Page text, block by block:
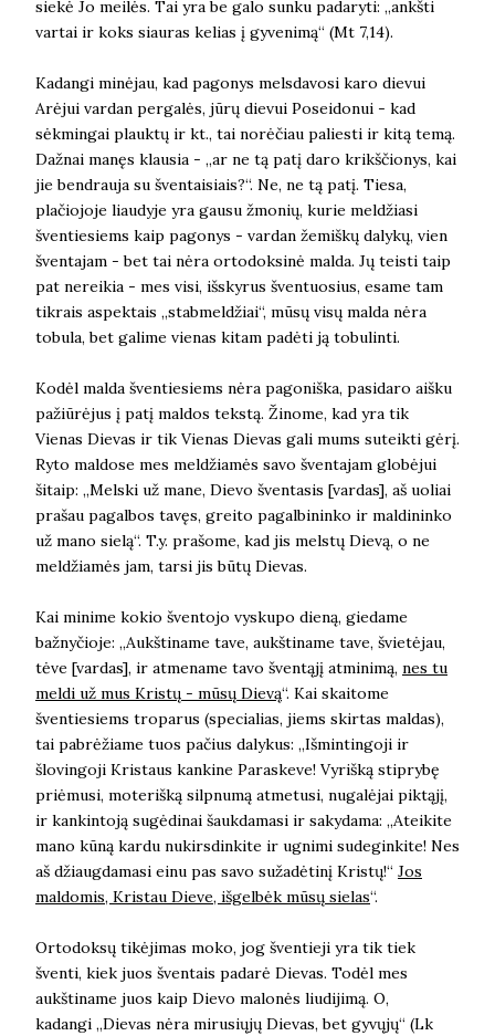
siekė Jo meilės. Tai yra be galo sunku padaryti: „ankšti
vartai ir koks siauras kelias į gyvenimą“ (Mt 7,14).
Kadangi minėjau, kad pagonys melsdavosi karo dievui
Arėjui vardan pergalės, jūrų dievui Poseidonui - kad
sėkmingai plauktų ir kt., tai norėčiau paliesti ir kitą temą.
Dažnai manęs klausia - „ar ne tą patį daro krikščionys, kai
jie bendrauja su šventaisiais?“. Ne, ne tą patį. Tiesa,
plačiojoje liaudyje yra gausu žmonių, kurie meldžiasi
šventiesiems kaip pagonys - vardan žemiškų dalykų, vien
šventajam - bet tai nėra ortodoksinė malda. Jų teisti taip
pat nereikia - mes visi, išskyrus šventuosius, esame tam
tikrais aspektais „stabmeldžiai“, mūsų visų malda nėra
tobula, bet galime vienas kitam padėti ją tobulinti.
Kodėl malda šventiesiems nėra pagoniška, pasidaro aišku
pažiūrėjus į patį maldos tekstą. Žinome, kad yra tik
Vienas Dievas ir tik Vienas Dievas gali mums suteikti gėrį.
Ryto maldose mes meldžiamės savo šventajam globėjui
šitaip: „Melski už mane, Dievo šventasis [vardas], aš uoliai
prašau pagalbos tavęs, greito pagalbininko ir maldininko
už mano sielą“. T.y. prašome, kad jis melstų Dievą, o ne
meldžiamės jam, tarsi jis būtų Dievas.
Kai minime kokio šventojo vyskupo dieną, giedame
bažnyčioje: „Aukštiname tave, aukštiname tave, švietėjau,
tėve [vardas], ir atmename tavo šventąjį atminimą, nes tu
meldi už mus Kristų - mūsų Dievą“. Kai skaitome
šventiesiems troparus (specialias, jiems skirtas maldas),
tai pabrėžiame tuos pačius dalykus: „Išmintingoji ir
šlovingoji Kristaus kankine Paraskeve! Vyrišką stiprybę
priėmusi, moterišką silpnumą atmetusi, nugalėjai piktąjį,
ir kankintoją sugėdinai šaukdamasi ir sakydama: „Ateikite
mano kūną kardu nukirsdinkite ir ugnimi sudeginkite! Nes
aš džiaugdamasi einu pas savo sužadėtinį Kristų!“ Jos
maldomis, Kristau Dieve, išgelbėk mūsų sielas“.
Ortodoksų tikėjimas moko, jog šventieji yra tik tiek
šventi, kiek juos šventais padarė Dievas. Todėl mes
aukštiname juos kaip Dievo malonės liudijimą. O,
kadangi „Dievas nėra mirusiųjų Dievas, bet gyvųjų“ (Lk